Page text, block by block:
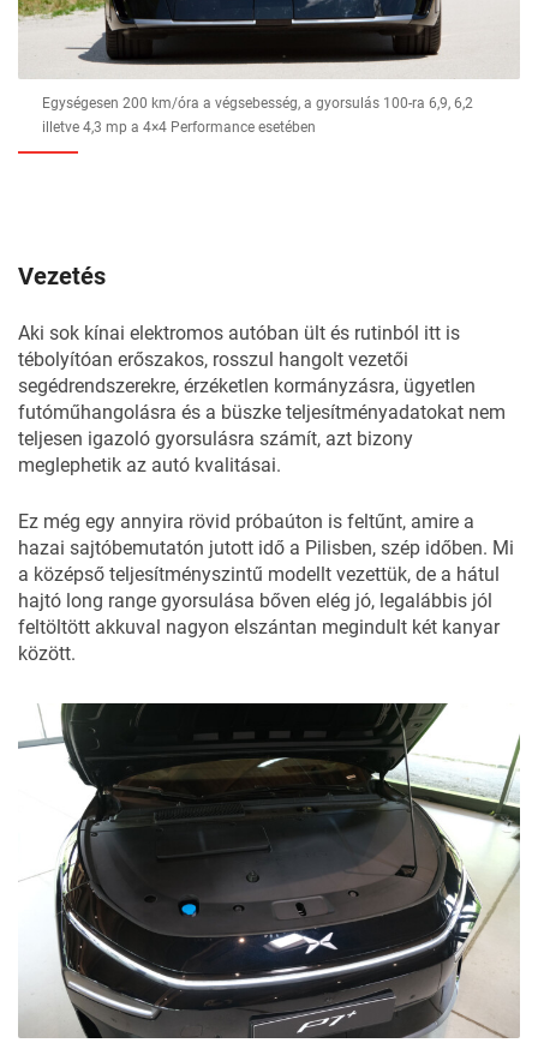
Egységesen 200 km/óra a végsebesség, a gyorsulás 100-ra 6,9, 6,2
illetve 4,3 mp a 4×4 Performance esetében
Vezetés
Aki sok kínai elektromos autóban ült és rutinból itt is
tébolyítóan erőszakos, rosszul hangolt vezetői
segédrendszerekre, érzéketlen kormányzásra, ügyetlen
futóműhangolásra és a büszke teljesítményadatokat nem
teljesen igazoló gyorsulásra számít, azt bizony
meglephetik az autó kvalitásai.
Ez még egy annyira rövid próbaúton is feltűnt, amire a
hazai sajtóbemutatón jutott idő a Pilisben, szép időben. Mi
a középső teljesítményszintű modellt vezettük, de a hátul
hajtó long range gyorsulása bőven elég jó, legalábbis jól
feltöltött akkuval nagyon elszántan megindult két kanyar
között.